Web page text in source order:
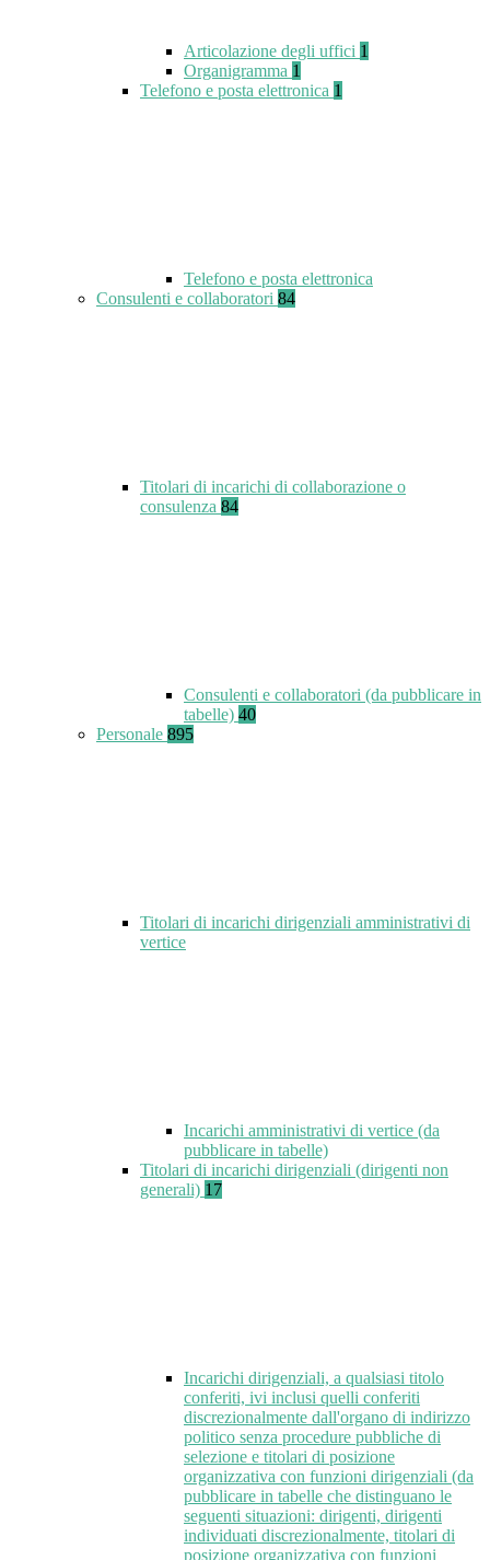
Articolazione degli uffici 1
Organigramma 1
Telefono e posta elettronica 1
Telefono e posta elettronica
Consulenti e collaboratori 84
Titolari di incarichi di collaborazione o
consulenza 84
Consulenti e collaboratori (da pubblicare in
tabelle) 40
Personale 895
Titolari di incarichi dirigenziali amministrativi di
vertice
Incarichi amministrativi di vertice (da
pubblicare in tabelle)
Titolari di incarichi dirigenziali (dirigenti non
generali) 17
Incarichi dirigenziali, a qualsiasi titolo
conferiti, ivi inclusi quelli conferiti
discrezionalmente dall'organo di indirizzo
politico senza procedure pubbliche di
selezione e titolari di posizione
organizzativa con funzioni dirigenziali (da
pubblicare in tabelle che distinguano le
seguenti situazioni: dirigenti, dirigenti
individuati discrezionalmente, titolari di
posizione organizzativa con funzioni